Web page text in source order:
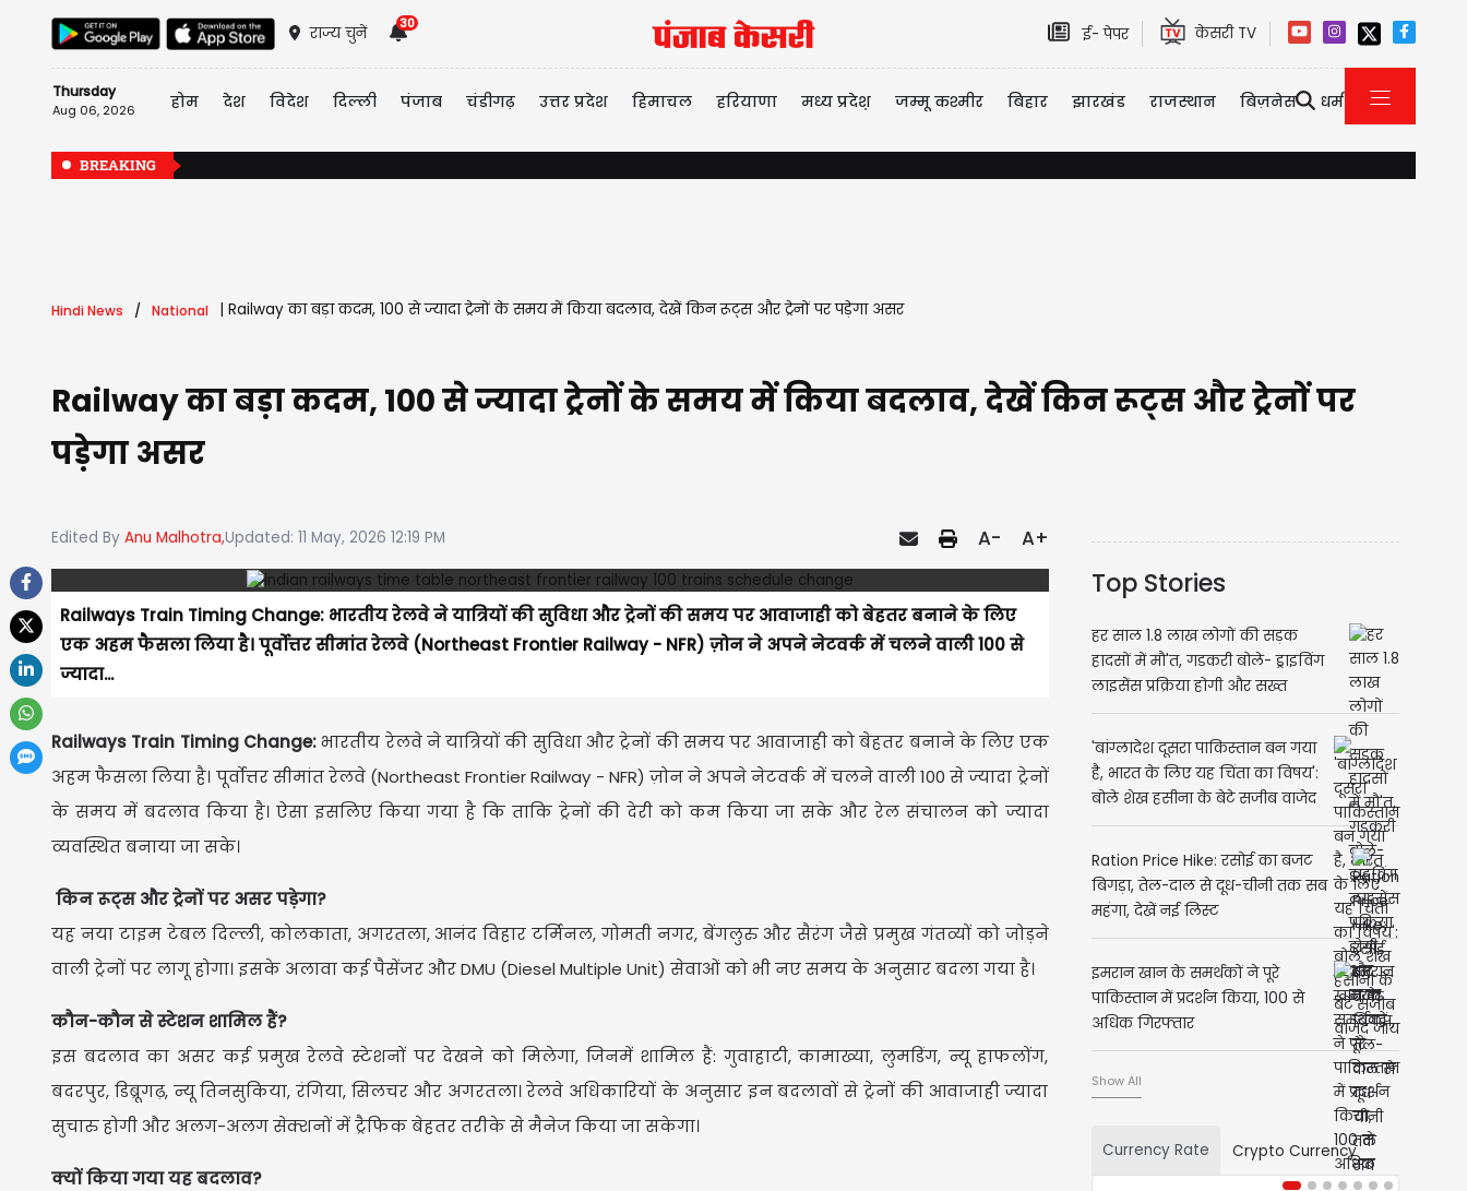
राज्य चुनें
30
ई- पेपर केसरी TV
Thursday
Aug 06, 2026 होम देश विदेश दिल्ली पंजाब चंडीगढ़ उत्तर प्रदेश हिमाचल हरियाणा मध्य प्रदेश़ जम्मू कश्मीर बिहार झारखंड राजस्थान बिज़नेस धर्म
BREAKING
Hindi News National Railway का बड़ा कदम, 100 से ज्यादा ट्रेनों के समय में किया बदलाव, देखें किन रूट्स और ट्रेनों पर पड़ेगा असर
Railway का बड़ा कदम, 100 से ज्यादा ट्रेनों के समय में किया बदलाव, देखें किन रूट्स और ट्रेनों पर
पड़ेगा असर
Edited By Anu Malhotra,Updated: 11 May, 2026 12:19 PM A- A+
Railways Train Timing Change: भारतीय रेलवे ने यात्रियों की सुविधा और ट्रेनों की समय पर आवाजाही को बेहतर बनाने के लिए
एक अहम फैसला लिया है। पूर्वोत्तर सीमांत रेलवे (Northeast Frontier Railway - NFR) ज़ोन ने अपने नेटवर्क में चलने वाली 100 से
ज्यादा...
Railways Train Timing Change:भारतीय रेलवे ने यात्रियों की सुविधा और ट्रेनों की समय पर आवाजाही को बेहतर बनाने के लिए एक
अहम फैसला लिया है। पूर्वोत्तर सीमांत रेलवे (Northeast Frontier Railway - NFR) ज़ोन ने अपने नेटवर्क में चलने वाली 100 से ज्यादा ट्रेनों
के समय में बदलाव किया है। ऐसा इसलिए किया गया है कि ताकि ट्रेनों की देरी को कम किया जा सके और रेल संचालन को ज्यादा
व्यवस्थित बनाया जा सके।
किन रूट्स और ट्रेनों पर असर पड़ेगा?
यह नया टाइम टेबल दिल्ली, कोलकाता, अगरतला, आनंद विहार टर्मिनल, गोमती नगर, बेंगलुरु और सैरंग जैसे प्रमुख गंतव्यों को जोड़ने
वाली ट्रेनों पर लागू होगा। इसके अलावा कई पैसेंजर और DMU (Diesel Multiple Unit) सेवाओं को भी नए समय के अनुसार बदला गया है।
कौन-कौन से स्टेशन शामिल हैं?
इस बदलाव का असर कई प्रमुख रेलवे स्टेशनों पर देखने को मिलेगा, जिनमें शामिल हैं: गुवाहाटी, कामाख्या, लुमडिंग, न्यू हाफलोंग,
बदरपुर, डिब्रूगढ़, न्यू तिनसुकिया, रंगिया, सिलचर और अगरतला। रेलवे अधिकारियों के अनुसार इन बदलावों से ट्रेनों की आवाजाही ज्यादा
सुचारु होगी और अलग-अलग सेक्शनों में ट्रैफिक बेहतर तरीके से मैनेज किया जा सकेगा।
क्यों किया गया यह बदलाव?
Top Stories
हर साल 1.8 लाख लोगों की सड़क
हादसों में मौ'त, गडकरी बोले- ड्राइविंग
लाइसेंस प्रक्रिया होगी और सख्त
'बांग्लादेश दूसरा पाकिस्तान बन गया
है, भारत के लिए यह चिंता का विषय':
बोले शेख हसीना के बेटे सजीब वाजेद
जॉय
Ration Price Hike: रसोई का बजट
बिगड़ा, तेल-दाल से दूध-चीनी तक सब
महंगा, देखें नई लिस्ट
इमरान खान के समर्थकों ने पूरे
पाकिस्तान में प्रदर्शन किया, 100 से
अधिक गिरफ्तार
Show All
Currency Rate Crypto Currency